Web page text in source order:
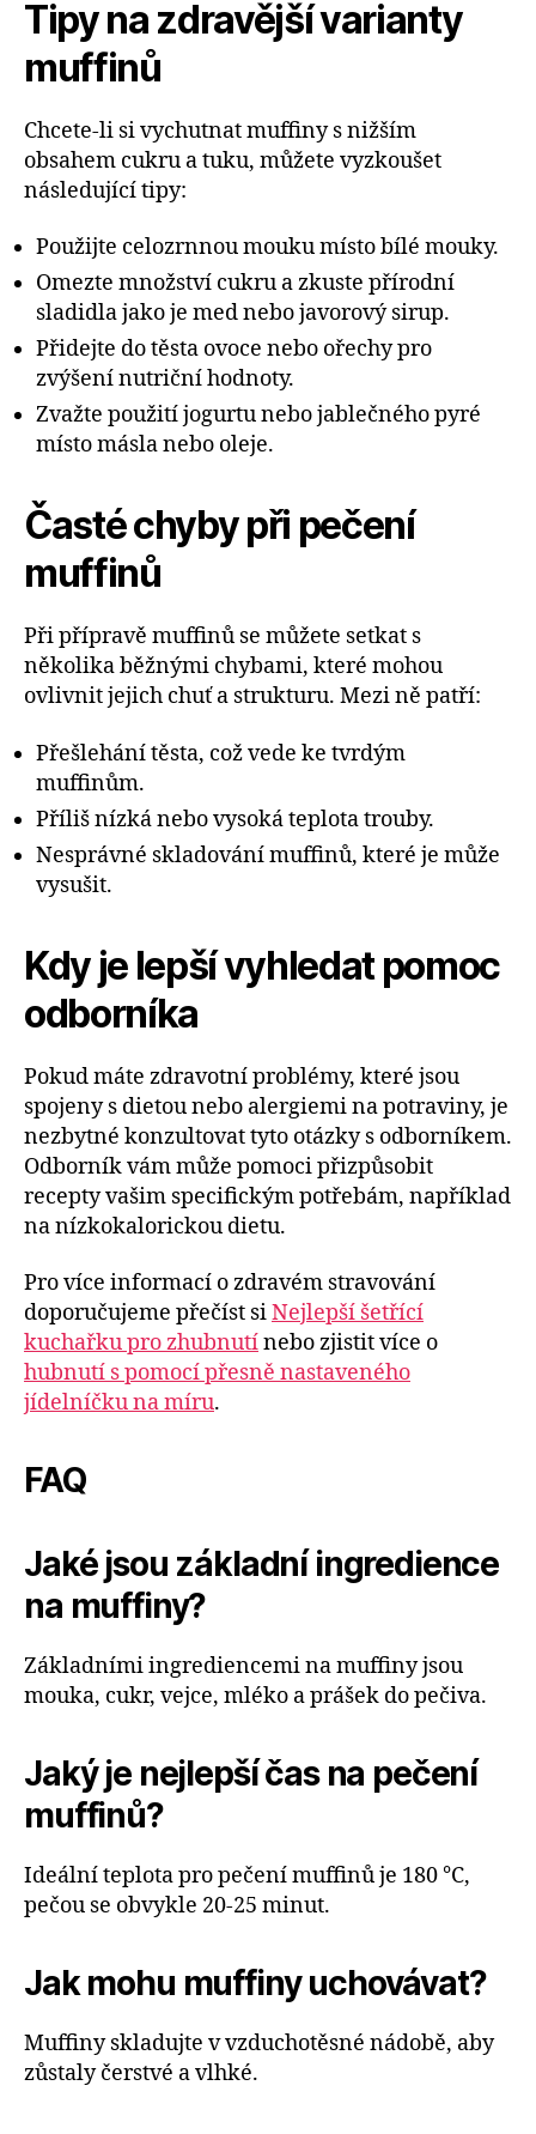
Tipy na zdravější varianty
muffinů
Chcete-li si vychutnat muffiny s nižším
obsahem cukru a tuku, můžete vyzkoušet
následující tipy:
Použijte celozrnnou mouku místo bílé mouky.
Omezte množství cukru a zkuste přírodní
sladidla jako je med nebo javorový sirup.
Přidejte do těsta ovoce nebo ořechy pro
zvýšení nutriční hodnoty.
Zvažte použití jogurtu nebo jablečného pyré
místo másla nebo oleje.
Časté chyby při pečení
muffinů
Při přípravě muffinů se můžete setkat s
několika běžnými chybami, které mohou
ovlivnit jejich chuť a strukturu. Mezi ně patří:
Přešlehání těsta, což vede ke tvrdým
muffinům.
Příliš nízká nebo vysoká teplota trouby.
Nesprávné skladování muffinů, které je může
vysušit.
Kdy je lepší vyhledat pomoc
odborníka
Pokud máte zdravotní problémy, které jsou
spojeny s dietou nebo alergiemi na potraviny, je
nezbytné konzultovat tyto otázky s odborníkem.
Odborník vám může pomoci přizpůsobit
recepty vašim specifickým potřebám, například
na nízkokalorickou dietu.
Pro více informací o zdravém stravování
doporučujeme přečíst siNejlepší šetřící
kuchařku pro zhubnutínebo zjistit více o
hubnutí s pomocí přesně nastaveného
jídelníčku na míru.
FAQ
Jaké jsou základní ingredience
na muffiny?
Základními ingrediencemi na muffiny jsou
mouka, cukr, vejce, mléko a prášek do pečiva.
Jaký je nejlepší čas na pečení
muffinů?
Ideální teplota pro pečení muffinů je 180 °C,
pečou se obvykle 20-25 minut.
Jak mohu muffiny uchovávat?
Muffiny skladujte v vzduchotěsné nádobě, aby
zůstaly čerstvé a vlhké.